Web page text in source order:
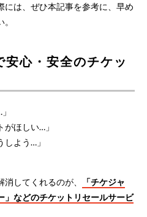
には、ぜひ本記事を参考に、早め
安心・安全のチケッ
がほしい…」
しよう…」
してくれるのが、
「チケジャ
」などのチケットリセールサービ